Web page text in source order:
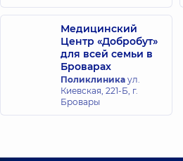
Медицинский
Центр «Добробут»
для всей семьи в
Броварах
Поликлиника ул.
Киевская, 221-Б, г.
Бровары